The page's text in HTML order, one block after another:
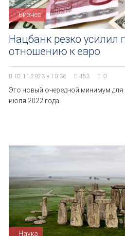
Бизнес
Нацбанк резко усилил
отношению к евро
02.11.2023 в 10:36 453 0
Это новый очередной минимум
июля 2022 года.
Наука